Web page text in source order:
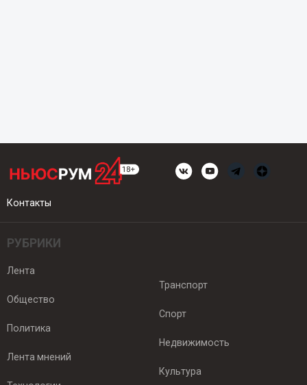
Контакты
РУБРИКИ
Лента
Общество
Политика
Лента мнений
Транспорт
Спорт
Недвижимость
Культура